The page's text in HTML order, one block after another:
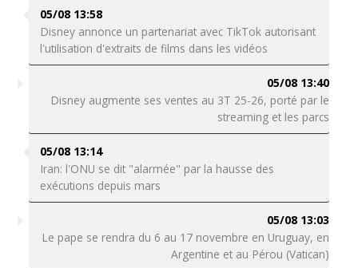
05/08 13:58
Disney annonce un partenariat avec TikTok autorisant
l'utilisation d'extraits de films dans les vidéos
05/08 13:40
Disney augmente ses ventes au 3T 25-26, porté par le
streaming et les parcs
05/08 13:14
Iran: l'ONU se dit "alarmée" par la hausse des
exécutions depuis mars
05/08 13:03
Le pape se rendra du 6 au 17 novembre en Uruguay, en
Argentine et au Pérou (Vatican)